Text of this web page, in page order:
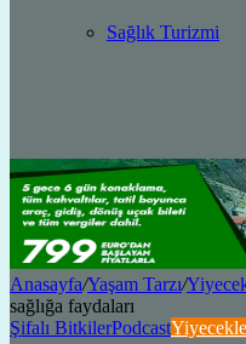
Sağlık Turizmi
Anasayfa/Yaşam Tarzı/
sağlığa faydaları
Şifalı BitkilerPodcast